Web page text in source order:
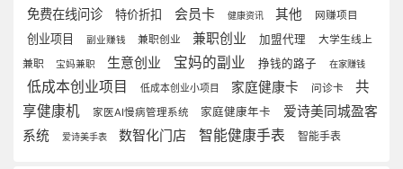
免费在线问诊 特价折扣 会员卡 健康资讯 其他 网赚项目
创业项目 副业赚钱 兼职创业 兼职创业 加盟代理
大学生线上
兼职
宝妈兼职 生意创业 宝妈的副业 挣钱的路子 在家赚钱
低成本创业项目 低成本创业小项目 家庭健康卡 问诊卡
共
享健康机
家医AI慢病管理系统 家庭健康年卡
爱诗美同城盈客
系统
爱诗美手表 数智化门店 智能健康手表 智能手表